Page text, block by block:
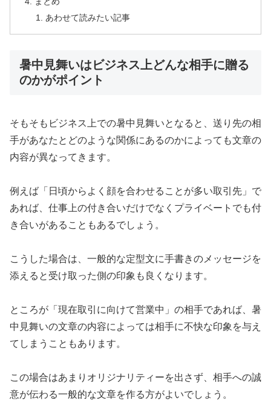
あわせて読みたい記事
暑中見舞いはビジネス上どんな相手に贈る
のかがポイント
そもそもビジネス上での暑中見舞いとなると、送り先の相
手があなたとどのような関係にあるのかによっても文章の
内容が異なってきます。
例えば「日頃からよく顔を合わせることが多い取引先」で
あれば、仕事上の付き合いだけでなくプライベートでも付
き合いがあることもあるでしょう。
こうした場合は、一般的な定型文に手書きのメッセージを
添えると受け取った側の印象も良くなります。
ところが「現在取引に向けて営業中」の相手であれば、暑
中見舞いの文章の内容によっては相手に不快な印象を与え
てしまうこともあります。
この場合はあまりオリジナリティーを出さず、相手への誠
意が伝わる一般的な文章を作る方がよいでしょう。